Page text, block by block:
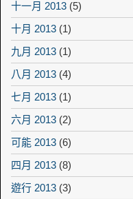
十一月 2013 (5)
十月 2013 (1)
九月 2013 (1)
八月 2013 (4)
七月 2013 (1)
六月 2013 (2)
可能 2013 (6)
四月 2013 (8)
遊行 2013 (3)